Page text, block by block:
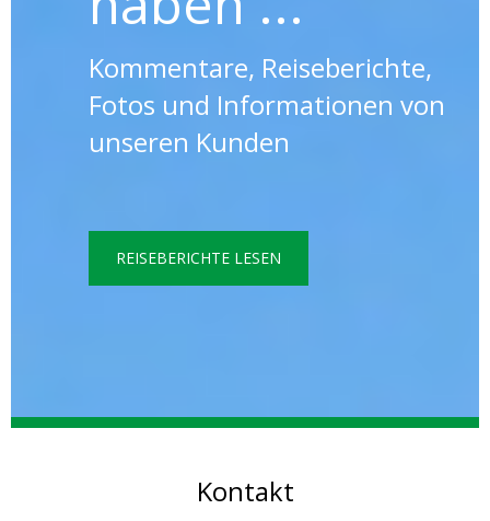
Kommentare, Reiseberichte,
Fotos und Informationen von
unseren Kunden
REISEBERICHTE LESEN
Kontakt